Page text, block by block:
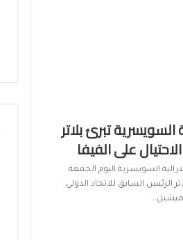
تبرئ بلاتر
على الفيفا
السويسرية اليوم الجمعة
الرئيس السابق للاتحاد الدولي
ميشيل…